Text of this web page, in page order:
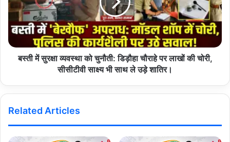
??? ???: -17.6? (1.9?) ???:
????? ?????? ?????? ?????
???
????? ???: 353? (?????)
??? ???: -17.6? (1.9?)?
बस्ती में सुरक्षा व्यवस्था को चुनौती: डिड़ौहा चौराहे पर लाखों की चोरी,
सीसीटीवी साक्ष्य भी साथ ले उड़े शातिर।
Related Articles